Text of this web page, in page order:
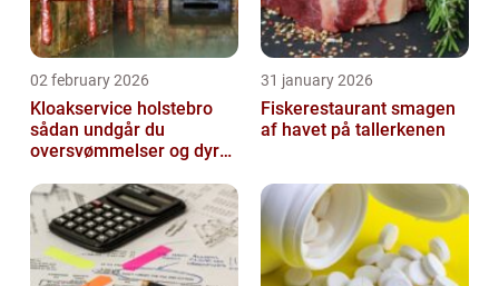
02 february 2026
Kloakservice holstebro
sådan undgår du
oversvømmelser og dyre
31 january 2026
Fiskerestaurant smagen
af havet på tallerkenen